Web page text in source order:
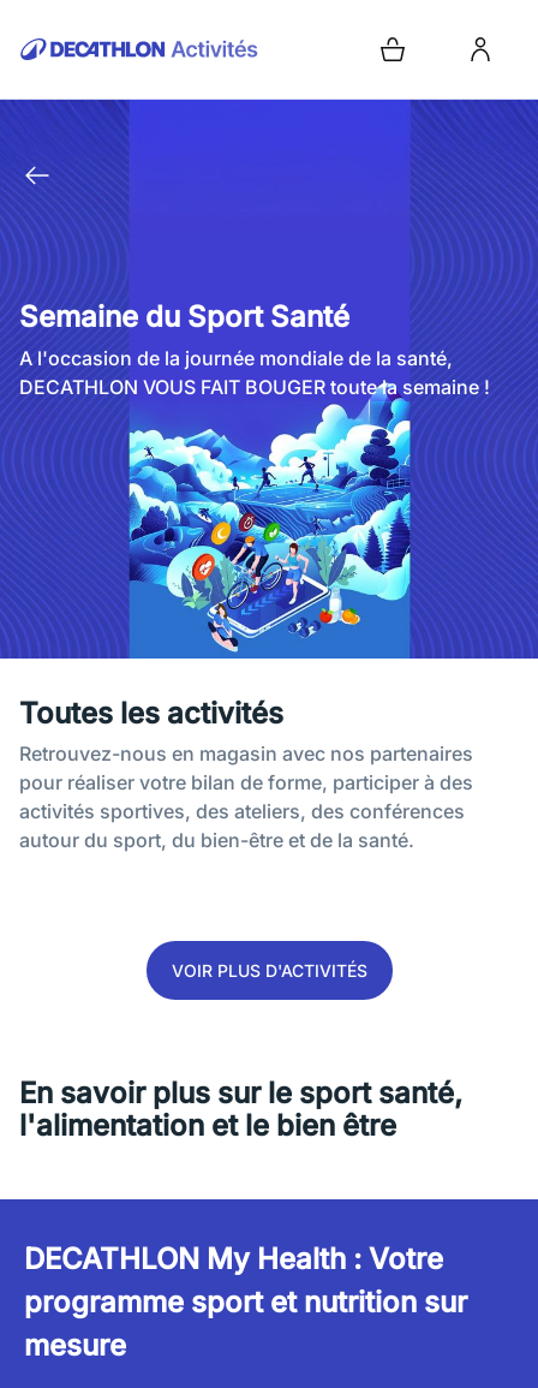
Semaine du Sport Santé
A l'occasion de la journée mondiale de la santé,
DECATHLON VOUS FAIT BOUGER toute la semaine !
Toutes les activités
Retrouvez-nous en magasin avec nos partenaires
pour réaliser votre bilan de forme, participer à des
activités sportives, des ateliers, des conférences
autour du sport, du bien-être et de la santé.
VOIR PLUS D'ACTIVITÉS
En savoir plus sur le sport santé,
l'alimentation et le bien être
DECATHLON My Health : Votre
programme sport et nutrition sur
mesure